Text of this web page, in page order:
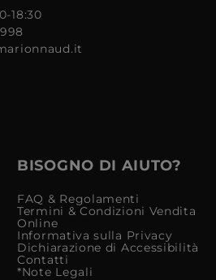
18:30
BISOGNO DI AIUTO?
FAQ & Regolamenti
Termini & Condizioni Vendita
Online
Informativa sulla Privacy
Dichiarazione di Accessibilità
Contatti
*Note Legali